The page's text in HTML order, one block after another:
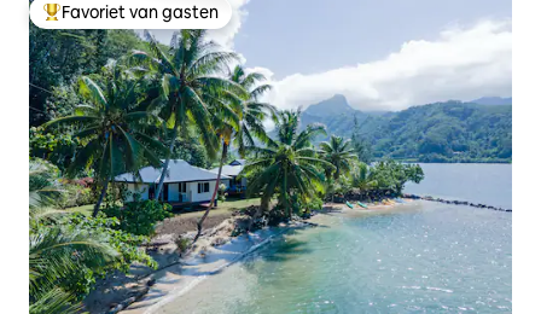
Topfavoriet van gasten
Favoriet van gasten